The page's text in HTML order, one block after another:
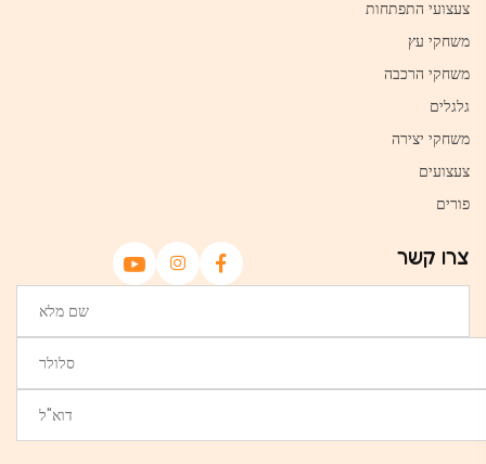
צעצועי התפתחות
משחקי עץ
משחקי הרכבה
גלגלים
משחקי יצירה
צעצועים
פורים
צרו קשר